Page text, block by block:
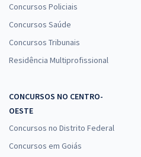
Concursos Policiais
Concursos Saúde
Concursos Tribunais
Residência Multiprofissional
CONCURSOS NO CENTRO-
OESTE
Concursos no Distrito Federal
Concursos em Goiás